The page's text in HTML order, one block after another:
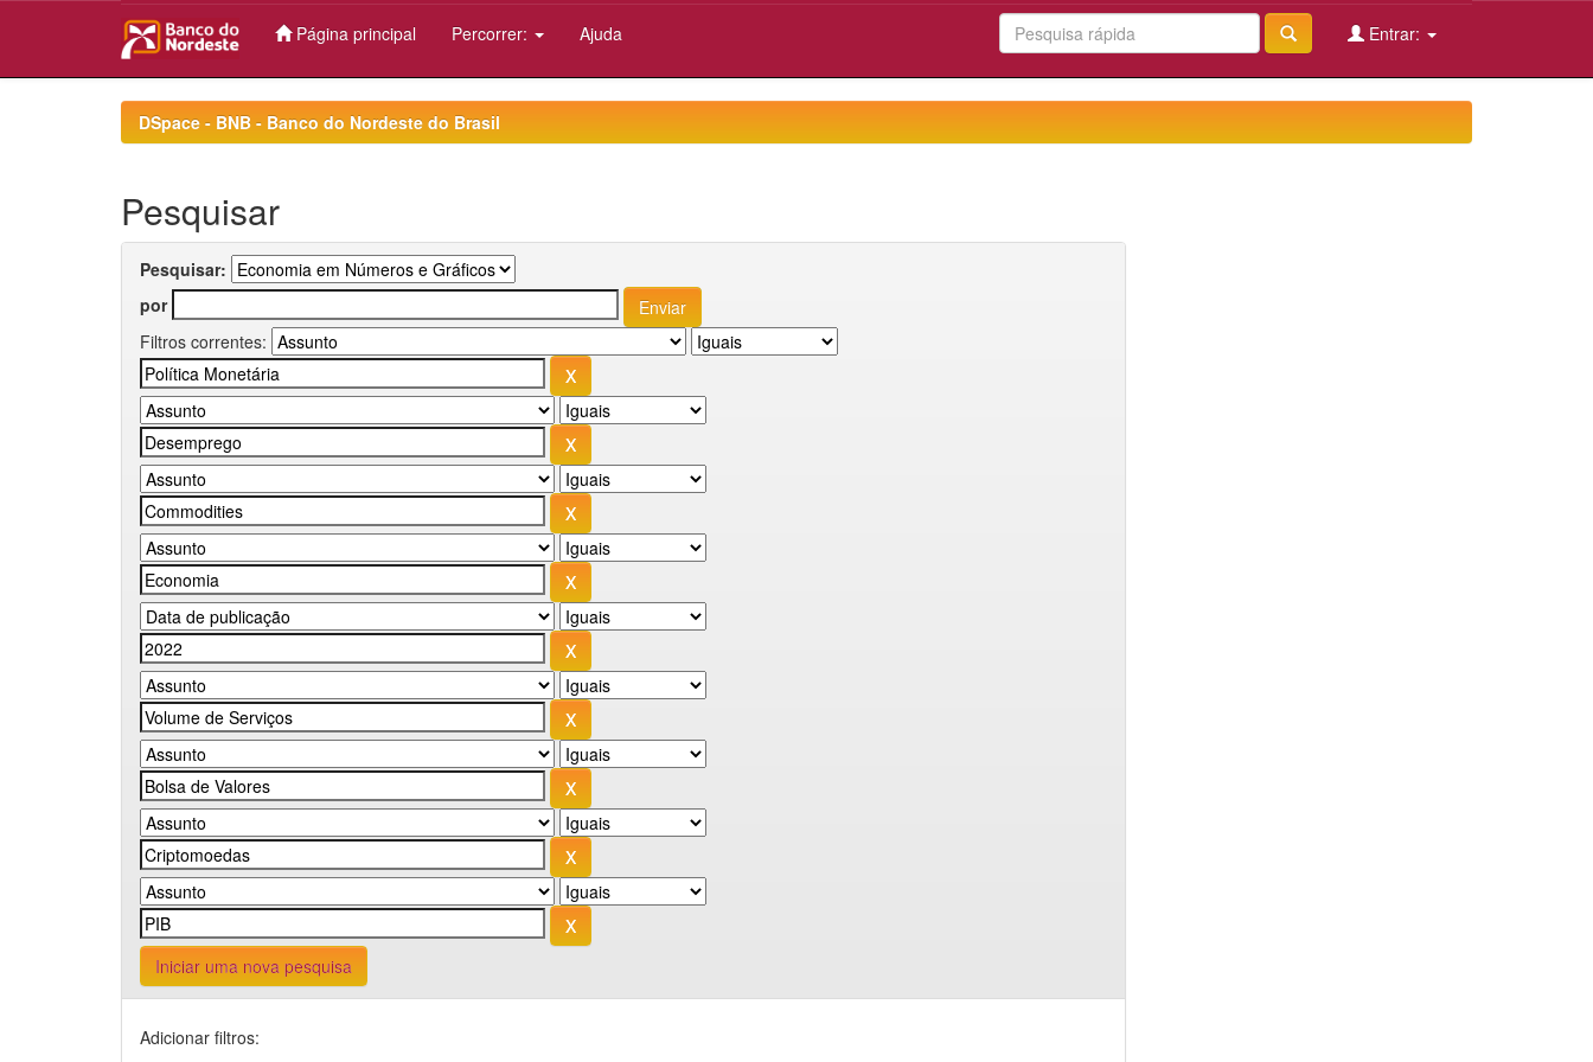
Página principal Percorrer: Ajuda Entrar:
DSpace - BNB - Banco do Nordeste do Brasil
Pesquisar
Pesquisar:
por
Filtros correntes:
Iniciar uma nova pesquisa
Adicionar filtros: